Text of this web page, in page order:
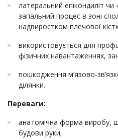
латеральний епікондиліт чи
запальний процес в зоні
надвиростком плечової
використовується для
фізичних навантаженнях,
пошкодження м’язово-
ділянки.
Переваги:
анатомічна форма виробу,
будови руки;